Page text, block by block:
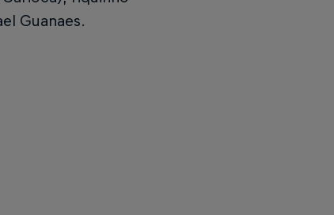
Guanaes.